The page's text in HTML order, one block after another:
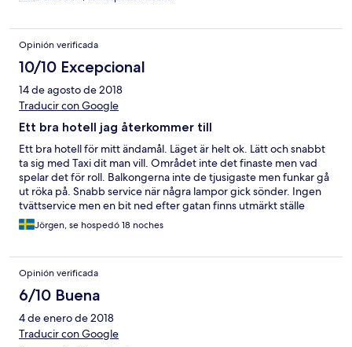
Opinión verificada
10/10 Excepcional
14 de agosto de 2018
Traducir con Google
Ett bra hotell jag återkommer till
Ett bra hotell för mitt ändamål. Läget är helt ok. Lätt och snabbt
ta sig med Taxi dit man vill. Området inte det finaste men vad
spelar det för roll. Balkongerna inte de tjusigaste men funkar gå
ut röka på. Snabb service när några lampor gick sönder. Ingen
tvättservice men en bit ned efter gatan finns utmärkt ställe
5bhat / plagg
Jörgen, se hospedó 18 noches
Opinión verificada
6/10 Buena
4 de enero de 2018
Traducir con Google